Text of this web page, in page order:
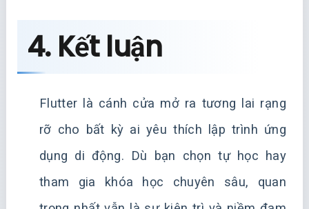
4. Kết luận
Flutter là cánh cửa mở ra tương lai rạng
rỡ cho bất kỳ ai yêu thích lập trình ứng
dụng di động. Dù bạn chọn tự học hay
tham gia khóa học chuyên sâu, quan